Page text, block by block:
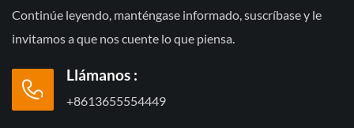
Continúe leyendo, manténgase informado, suscríbase y le
invitamos a que nos cuente lo que piensa.
Llámanos :
+8613655554449